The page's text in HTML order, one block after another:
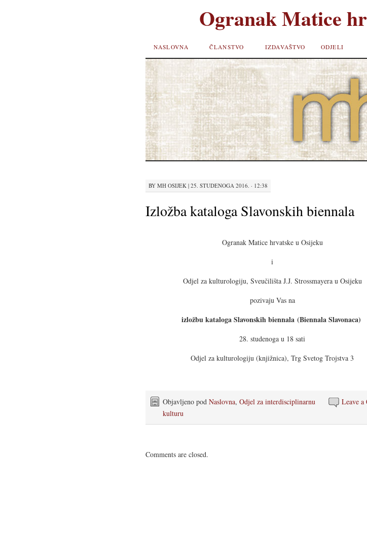
Ogranak Matice
SKIP TO
CONTENT
NASLOVNA ČLANSTVO IZDAVAŠTVO ODJELI
BY MH OSIJEK | 25. STUDENOGA 2016. · 12:38
Izložba kataloga Slavonskih biennala
Ogranak Matice hrvatske u Osijeku
i
Odjel za kulturologiju, Sveučilišta J.J. Strossmayera u Osijeku
pozivaju Vas na
izložbu kataloga Slavonskih biennala (Biennala Slavonaca)
28. studenoga u 18 sati
Odjel za kulturologiju (knjižnica), Trg Svetog Trojstva 3
Leave a
Objavljeno pod Naslovna, Odjel za interdisciplinarnu
kulturu
Comments are closed.